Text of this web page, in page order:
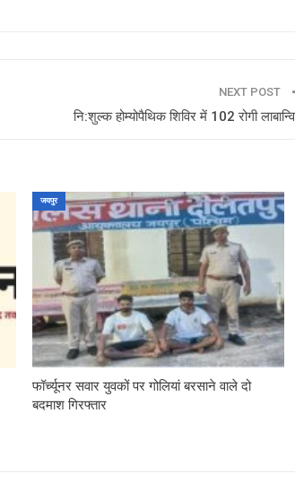
NEXT POST
नि:शुल्क होम्योपैथिक शिविर में 102 रोगी
जयपुर
फॉर्च्यूनर सवार युवकों पर गोलियां बरसाने वाले दो
बदमाश गिरफ्तार